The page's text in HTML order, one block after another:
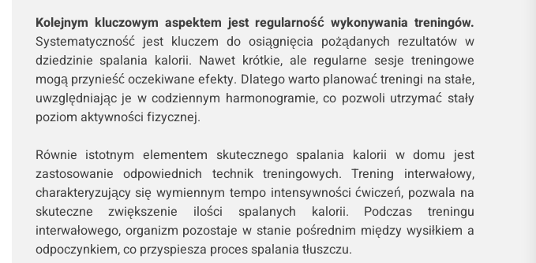
Kolejnym kluczowym aspektem jest regularność wykonywania treningów.
Systematyczność jest kluczem do osiągnięcia pożądanych rezultatów w
dziedzinie spalania kalorii. Nawet krótkie, ale regularne sesje treningowe
mogą przynieść oczekiwane efekty. Dlatego warto planować treningi na stałe,
uwzględniając je w codziennym harmonogramie, co pozwoli utrzymać stały
poziom aktywności fizycznej.
Równie istotnym elementem skutecznego spalania kalorii w domu jest
zastosowanie odpowiednich technik treningowych. Trening interwałowy,
charakteryzujący się wymiennym tempo intensywności ćwiczeń, pozwala na
skuteczne zwiększenie ilości spalanych kalorii. Podczas treningu
interwałowego, organizm pozostaje w stanie pośrednim między wysiłkiem a
odpoczynkiem, co przyspiesza proces spalania tłuszczu.